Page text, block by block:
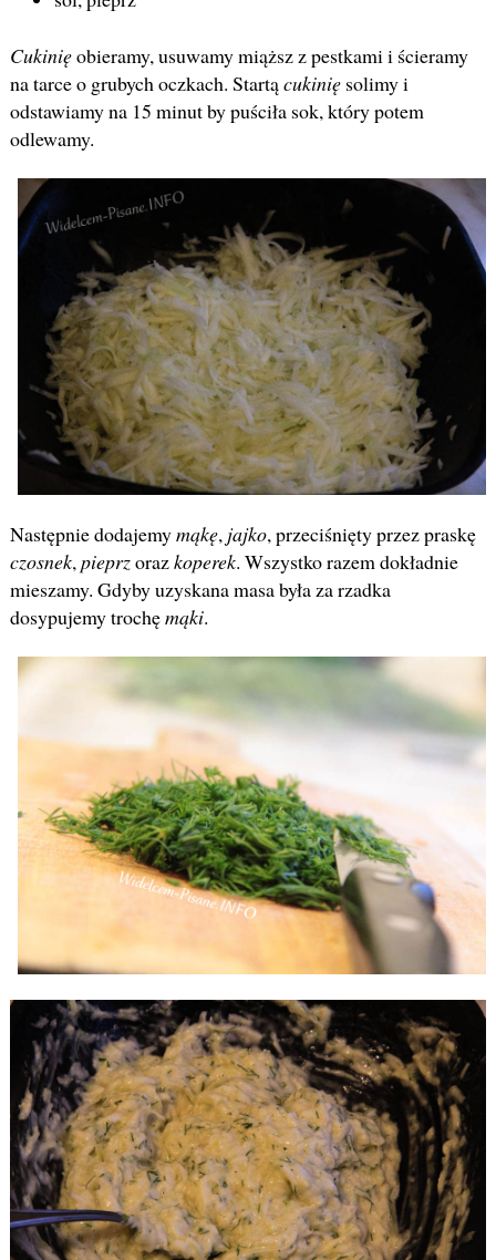
Cukinięobieramy, usuwamy miąższ z pestkami i ścieramy
na tarce o grubych oczkach. Startącukinięsolimy i
odstawiamy na 15 minut by puściła sok, który potem
odlewamy.
Następnie dodajemymąkę, jajko, przeciśnięty przez praskę
czosnek,pieprzorazkoperek. Wszystko razem dokładnie
mieszamy. Gdyby uzyskana masa była za rzadka
dosypujemy trochęmąki.